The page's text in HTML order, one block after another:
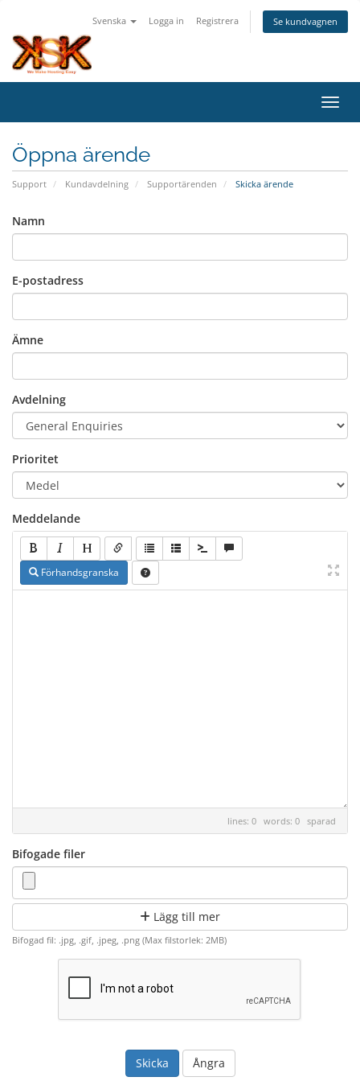
Svenska Logga in Registrera Se kundvagnen
Öppna ärende
Support Kundavdelning Supportärenden Skicka ärende
Namn
E-postadress
Ämne
Avdelning
Prioritet
Meddelande
Förhandsgranska
lines: 0 words: 0 sparad
Bifogade filer
Lägg till mer
Bifogad fil: .jpg, .gif, .jpeg, .png (Max filstorlek: 2MB)
Ångra